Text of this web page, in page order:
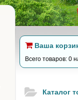
Ваша
Всего товаров: 0
Каталог